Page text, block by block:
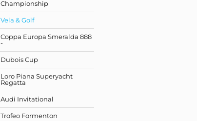
Championship
Vela & Golf
Coppa Europa Smeralda 888
-
Dubois Cup
Loro Piana Superyacht
Regatta
Audi Invitational
Trofeo Formenton